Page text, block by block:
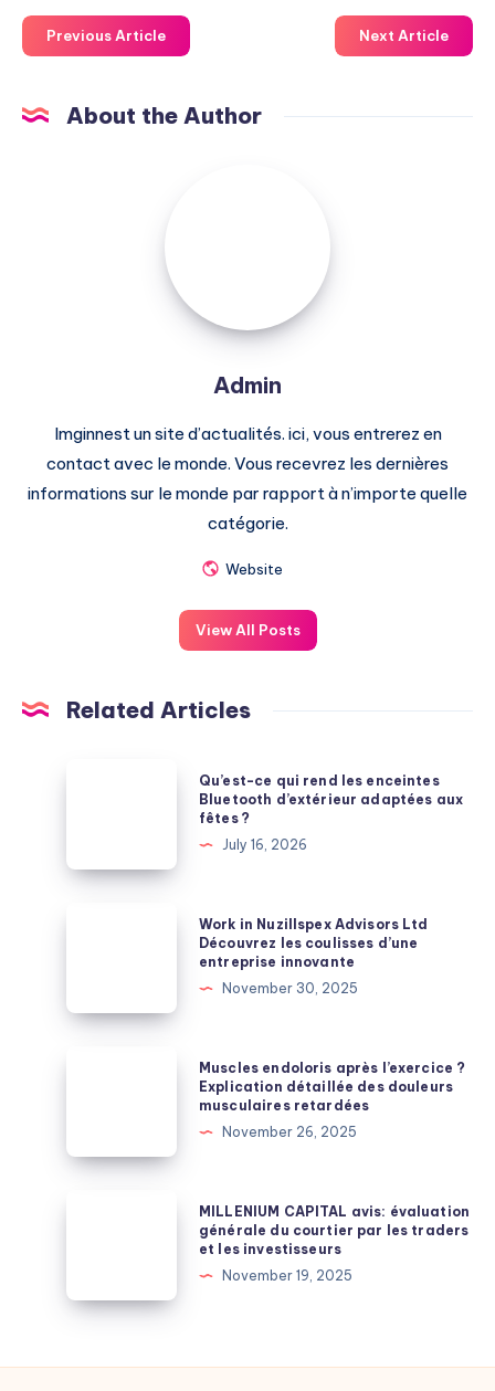
Previous Article Next Article
About the Author
Admin
Imginnest un site d’actualités. ici, vous entrerez en
contact avec le monde. Vous recevrez les dernières
informations sur le monde par rapport à n’importe quelle
catégorie.
Website
View All Posts
Related Articles
les
aux
Qu’est-ce qui rend les enceintes
Bluetooth d’extérieur adaptées aux
fêtes ?
July 16, 2026
Ltd
entreprise
Work in Nuzillspex Advisors Ltd
Découvrez les coulisses d’une
entreprise innovante
November 30, 2025
musculaires
Muscles endoloris après l’exercice ?
Explication détaillée des douleurs
musculaires retardées
November 26, 2025
générale
courtier
MILLENIUM CAPITAL avis: évaluation
générale du courtier par les traders
et les investisseurs
November 19, 2025